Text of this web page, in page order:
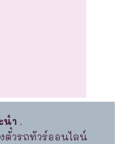
นำ.
ตั๋วรถทัวร์ออนไลน์